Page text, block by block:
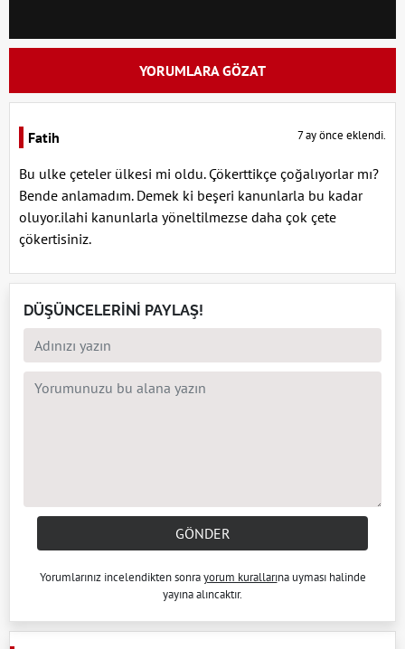
YORUMLARA GÖZAT
Fatih 7 ay önce eklendi.
Bu ulke çeteler ülkesi mi oldu. Çökerttikçe çoğalıyorlar mı?
Bende anlamadım. Demek ki beşeri kanunlarla bu kadar
oluyor.ilahi kanunlarla yöneltilmezse daha çok çete
çökertisiniz.
DÜŞÜNCELERİNİ PAYLAŞ!
GÖNDER
Yorumlarınız incelendikten sonrayorum kurallarına uyması halinde
yayına alıncaktır.